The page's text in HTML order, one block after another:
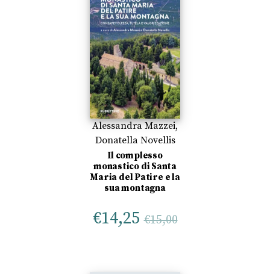
Alessandra Mazzei,
Donatella Novellis
Il complesso
monastico di Santa
Maria del Patire e la
sua montagna
€14,25 €15,00